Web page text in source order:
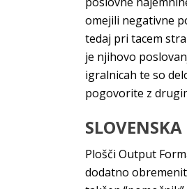
omejili negativne
tedaj pri tacem
je njihovo
igralnicah te so
pogovorite z
Plošči Output
dodatno